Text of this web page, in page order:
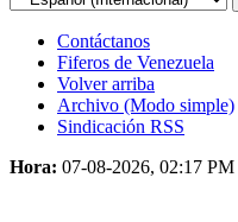
Contáctanos
Fiferos de Venezuela
Volver arriba
Archivo (Modo simple)
Sindicación RSS
Hora: 07-08-2026, 02:17 PM